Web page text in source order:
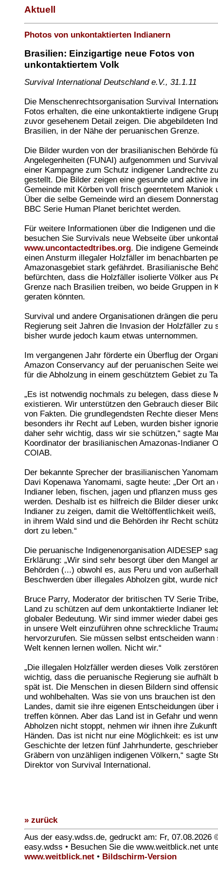
Aktuell
Photos von unkontaktierten Indianern
Brasilien: Einzigartige neue Fotos von
unkontaktiertem Volk
Survival International Deutschland e.V., 31.1.11
Die Menschenrechtsorganisation Survival
Fotos erhalten, die eine unkontaktierte indigene
zuvor gesehenem Detail zeigen. Die abgebildeten
Brasilien, in der Nähe der peruanischen Grenze.
Die Bilder wurden von der brasilianischen Behörde
Angelegenheiten (FUNAI) aufgenommen und
einer Kampagne zum Schutz indigener Landrechte
gestellt. Die Bilder zeigen eine gesunde und aktive
Gemeinde mit Körben voll frisch geerntetem Maniok
Über die selbe Gemeinde wird an diesem
BBC Serie Human Planet berichtet werden.
Für weitere Informationen über die Indigenen und die
besuchen Sie Survivals neue Webseite über
www.uncontactedtribes.org. Die indigene
einen Ansturm illegaler Holzfäller im benachbarten
Amazonasgebiet stark gefährdet. Brasilianische
befürchten, dass die Holzfäller isolierte Völker aus
Grenze nach Brasilien treiben, wo beide Gruppen in
geraten könnten.
Survival und andere Organisationen drängen die
Regierung seit Jahren die Invasion der Holzfäller zu
bisher wurde jedoch kaum etwas unternommen.
Im vergangenen Jahr förderte ein Überflug der
Amazon Conservancy auf der peruanischen Seite
für die Abholzung in einem geschütztem Gebiet zu
„Es ist notwendig nochmals zu belegen, dass diese
existieren. Wir unterstützen den Gebrauch dieser
von Fakten. Die grundlegendsten Rechte dieser
besonders ihr Recht auf Leben, wurden bisher
daher sehr wichtig, dass wir sie schützen,“ sagte
Koordinator der brasilianischen Amazonas-Indianer
COIAB.
Der bekannte Sprecher der brasilianischen
Davi Kopenawa Yanomami, sagte heute: „Der Ort an
Indianer leben, fischen, jagen und pflanzen muss
werden. Deshalb ist es hilfreich die Bilder dieser
Indianer zu zeigen, damit die Weltöffentlichkeit
in ihrem Wald sind und die Behörden ihr Recht
dort zu leben.“
Die peruanische Indigenenorganisation AIDESEP
Erklärung: „Wir sind sehr besorgt über den Mangel
Behörden (...) obwohl es, aus Peru und von
Beschwerden über illegales Abholzen gibt, wurde
Bruce Parry, Moderator der britischen TV Serie
Land zu schützen auf dem unkontaktierte Indianer
globaler Bedeutung. Wir sind immer wieder dabei
in unsere Welt einzuführen ohne schreckliche
hervorzurufen. Sie müssen selbst entscheiden wann
Welt kennen lernen wollen. Nicht wir.“
„Die illegalen Holzfäller werden dieses Volk
wichtig, dass die peruanische Regierung sie aufhält
spät ist. Die Menschen in diesen Bildern sind
und wohlbehalten. Was sie von uns brauchen ist
Landes, damit sie ihre eigenen Entscheidungen über
treffen können. Aber das Land ist in Gefahr und
Abholzen nicht stoppt, nehmen wir ihnen ihre
Händen. Das ist nicht nur eine Möglichkeit: es ist
Geschichte der letzen fünf Jahrhunderte,
Gräbern von unzähligen indigenen Völkern,“ sagte
Direktor von Survival International.
» zurück
Aus der easy.wdss.de, gedruckt am: Fr, 07.08.2026
easy.wdss • Besuchen Sie die www.weitblick.net
www.weitblick.net • Bildschirm-Version